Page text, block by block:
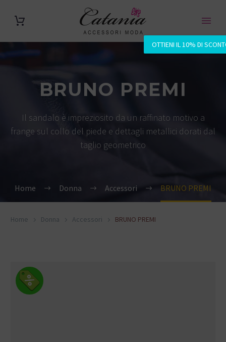
OTTIENI IL 10% DI
BRUNO PREMI
Il sandalo è impreziosito da un raffinato motivo a
frange sul collo del piede e dettagli metallici dorati dal
taglio geometrico
Home Donna Accessori BRUNO PREMI
Home Donna Accessori BRUNO PREMI